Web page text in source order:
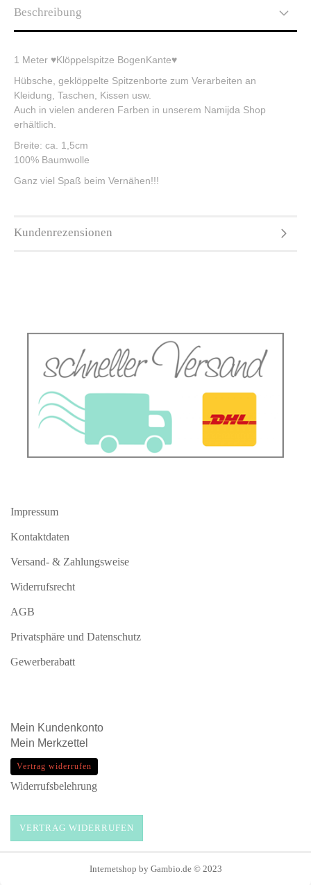
Beschreibung
1 Meter ♥Klöppelspitze BogenKante♥
Hübsche, geklöppelte Spitzenborte zum Verarbeiten an
Kleidung, Taschen, Kissen usw.
Auch in vielen anderen Farben in unserem Namijda Shop
erhältlich.
Breite: ca. 1,5cm
100% Baumwolle
Ganz viel Spaß beim Vernähen!!!
Kundenrezensionen
Impressum
Kontaktdaten
Versand- & Zahlungsweise
Widerrufsrecht
AGB
Privatsphäre und Datenschutz
Gewerberabatt
Mein Kundenkonto
Mein Merkzettel
Vertrag widerrufen
Widerrufsbelehrung
VERTRAG WIDERRUFEN
Internetshop by Gambio.de © 2023